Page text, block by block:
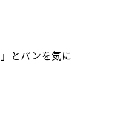
とパンを気に